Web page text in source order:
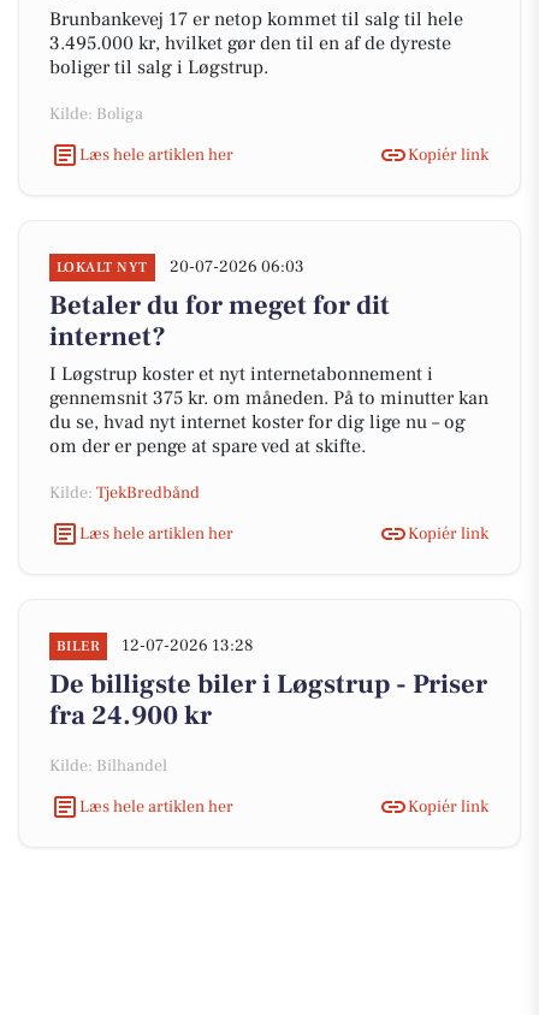
Brunbankevej 17 er netop kommet til salg til hele
3.495.000 kr, hvilket gør den til en af de dyreste
boliger til salg i Løgstrup.
Kilde: Boliga
Læs hele artiklen her
Kopiér link
LOKALT NYT 20-07-2026 06:03
Betaler du for meget for dit
internet?
I Løgstrup koster et nyt internetabonnement i
gennemsnit 375 kr. om måneden. På to minutter kan
du se, hvad nyt internet koster for dig lige nu – og
om der er penge at spare ved at skifte.
Kilde: TjekBredbånd
Læs hele artiklen her
Kopiér link
BILER 12-07-2026 13:28
De billigste biler i Løgstrup - Priser
fra 24.900 kr
Kilde: Bilhandel
Læs hele artiklen her
Kopiér link